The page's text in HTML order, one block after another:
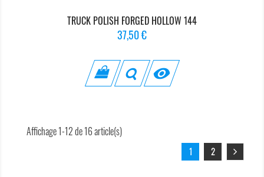
TRUCK POLISH FORGED HOLLOW 144
Prix
37,50 €

Affichage 1-12 de 16 article(s)
1 2